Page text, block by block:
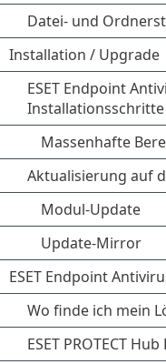
Datei- und
Installation / Upgrade
ESET Endpoint
Installationsschritte
Massenhafte
Aktualisierung auf
Modul-Update
Update-Mirror
ESET Endpoint
Wo finde ich mein
ESET PROTECT